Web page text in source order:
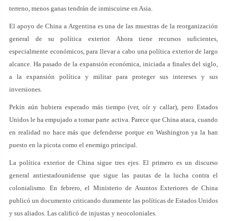
terreno, menos ganas tendrán de inmiscuirse en Asia.
El apoyo de China a Argentina es una de las muestras de la reorganización
general de su política exterior. Ahora tiene recursos suficientes,
especialmente económicos, para llevar a cabo una política exterior de largo
alcance. Ha pasado de la expansión económica, iniciada a finales del siglo,
a la expansión política y militar para proteger sus intereses y sus
inversiones.
Pekín aún hubiera esperado más tiempo (ver, oír y callar), pero Estados
Unidos le ha empujado a tomar parte activa. Parece que China ataca, cuando
en realidad no hace más que defenderse porque en Washington ya la han
puesto en la picota como el enemigo principal.
La política exterior de China sigue tres ejes. El primero es un discurso
general antiestadounidense que sigue las pautas de la lucha contra el
colonialismo. En febrero, el Ministerio de Asuntos Exteriores de China
publicó un documento criticando duramente las políticas de Estados Unidos
y sus aliados. Las calificó de injustas y neocoloniales.